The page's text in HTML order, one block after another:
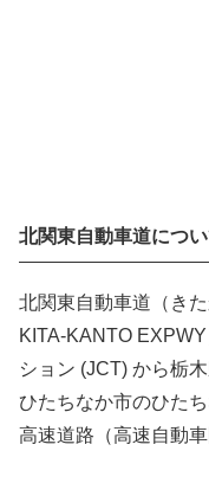
北関東自動車道につ
北関東自動車道（き
KITA-KANTO
ション (JCT) から栃
ひたちなか市のひた
高速道路（高速自動車